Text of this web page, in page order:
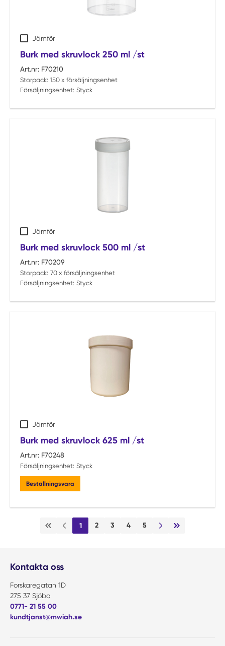
Jämför
Burk med skruvlock 250 ml /st
Art.nr: F70210
Storpack: 150 x försäljningsenhet
Försäljningsenhet: Styck
Jämför
Burk med skruvlock 500 ml /st
Art.nr: F70209
Storpack: 70 x försäljningsenhet
Försäljningsenhet: Styck
Jämför
Burk med skruvlock 625 ml /st
Art.nr: F70248
Försäljningsenhet: Styck
Beställningsvara
Första sidan
Föregående sida
1 2 3 4 5
Nästa sidaSista sidan
Kontakta oss
Forskaregatan 1D
275 37 Sjöbo
0771- 21 55 00
kundtjanst@mwiah.se